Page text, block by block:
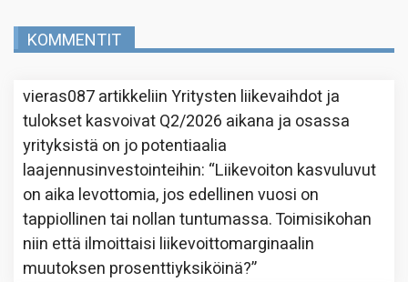
KOMMENTIT
vieras087artikkeliinYritysten liikevaihdot ja
tulokset kasvoivat Q2/2026 aikana ja osassa
yrityksistä on jo potentiaalia
laajennusinvestointeihin: “Liikevoiton kasvuluvut
on aika levottomia, jos edellinen vuosi on
tappiollinen tai nollan tuntumassa. Toimisikohan
niin että ilmoittaisi liikevoittomarginaalin
muutoksen prosenttiyksiköinä?”